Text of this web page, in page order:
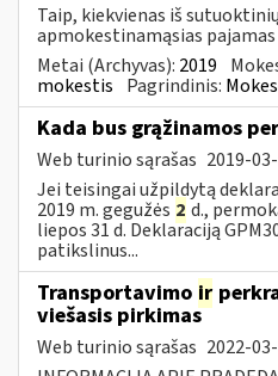
Taip, kiekvienas iš
apmokestinamąsias pajamas
Metai (Archyvas): 2019
mokestis Pagrindinis:
Kada bus grąžinamos
Web turinio sąrašas 2019-
Jei teisingai užpildytą
2019 m. gegužės 2 d.,
liepos 31 d. Deklaraciją
patikslinus...
Transportavimo ir
viešasis pirkimas
Web turinio sąrašas 2022-